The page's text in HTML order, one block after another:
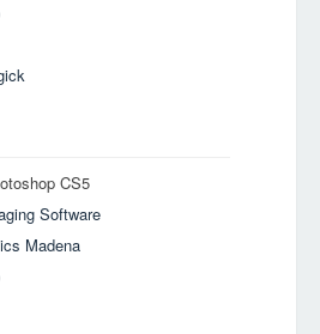
CS5
Software
Madena